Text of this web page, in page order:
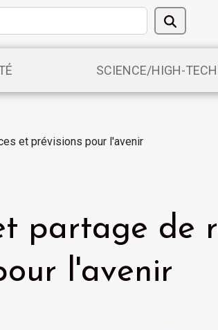
SCIENCE/HIGH-TECH
et prévisions pour l'avenir
partage de
l'avenir